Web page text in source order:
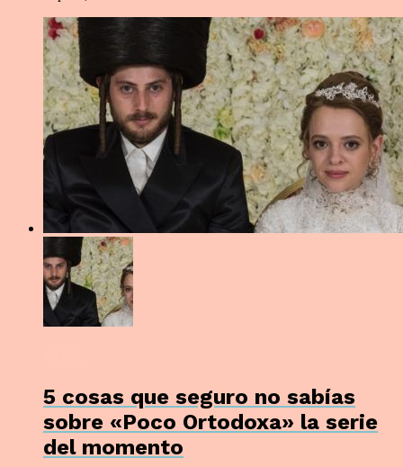
5 cosas que seguro no sabías
sobre «Poco Ortodoxa» la serie
del momento